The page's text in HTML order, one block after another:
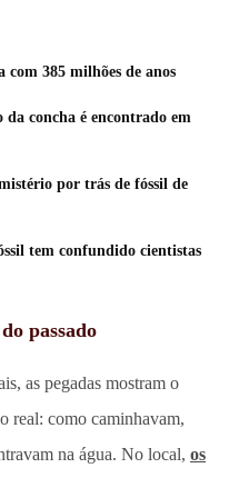
com 385 milhões de anos
concha é encontrado em
por trás de fóssil de
tem confundido cientistas
passado
as pegadas mostram o
real: como caminhavam,
na água. No local, os